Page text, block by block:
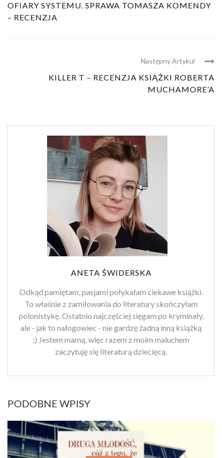
OFIARY SYSTEMU. SPRAWA TOMASZA KOMENDY
– RECENZJA
Następny Artykul
KILLER T – RECENZJA KSIĄŻKI ROBERTA
MUCHAMORE’A
ANETA ŚWIDERSKA
Odkąd pamiętam, pasjami połykałam ciekawe książki.
To właśnie z zamiłowania do literatury skończyłam
polonistykę. Ostatnio najczęściej sięgam po kryminały,
ale - jak to nałogowiec - nie gardzę żadną inną książką
;) Jestem mamą, więc razem z moim maluchem
zaczytuję się literaturą dziecięcą.
PODOBNE WPISY